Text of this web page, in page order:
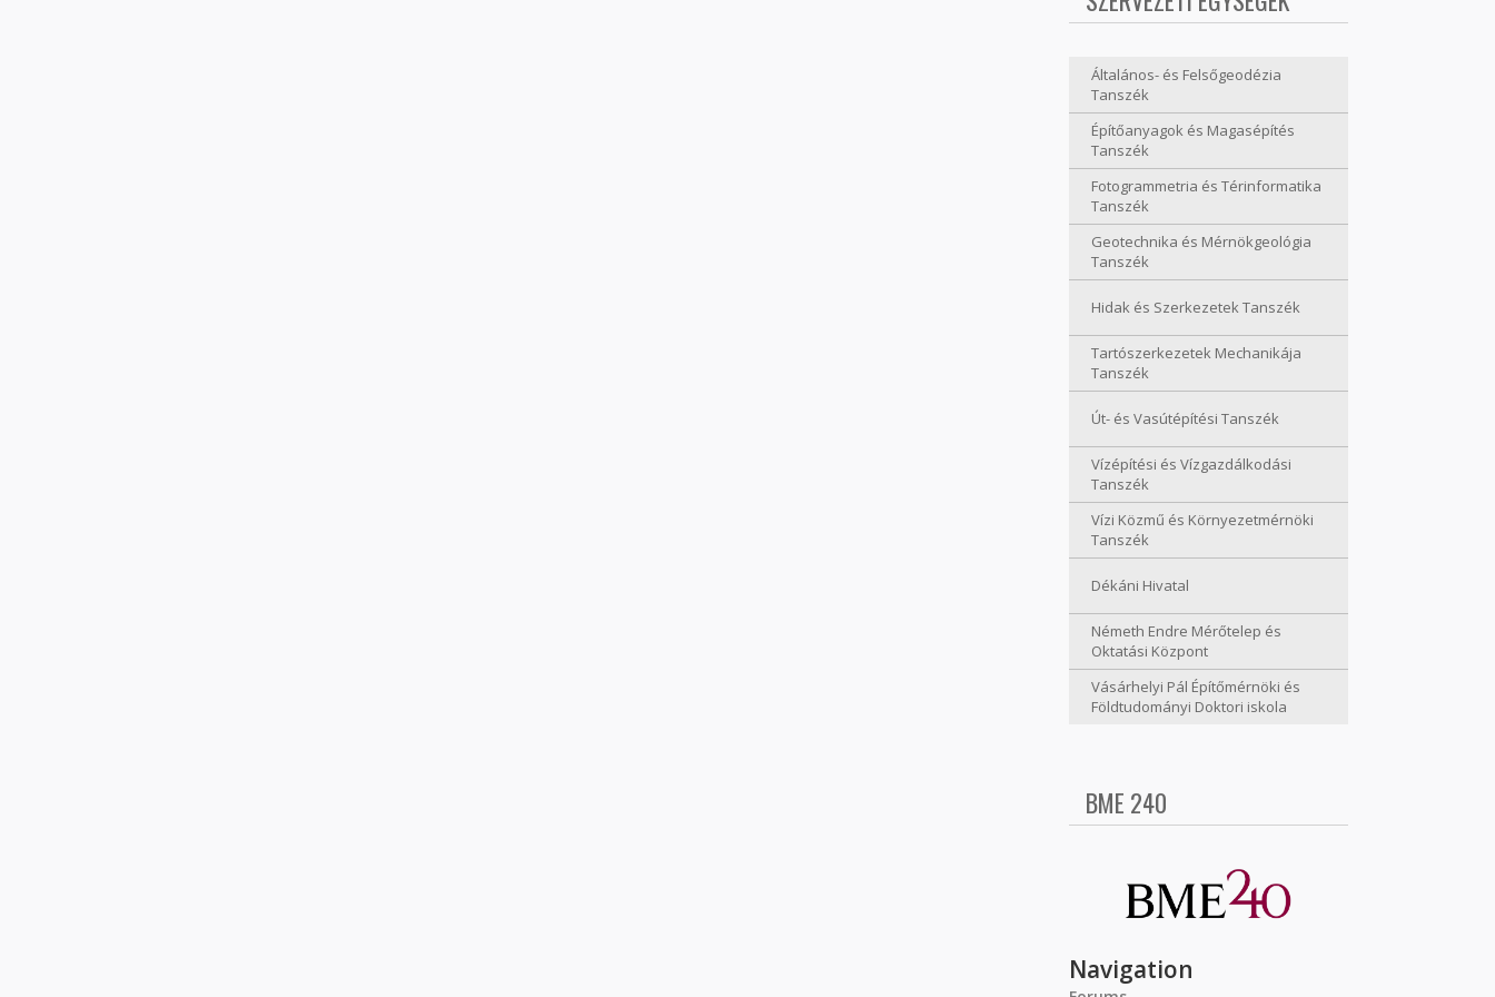
Általános- és Felsőgeodézia
Tanszék
Építőanyagok és Magasépítés
Tanszék
Fotogrammetria és Térinformatika
Tanszék
Geotechnika és Mérnökgeológia
Tanszék
Hidak és Szerkezetek Tanszék
Tartószerkezetek Mechanikája
Tanszék
Út- és Vasútépítési Tanszék
Vízépítési és Vízgazdálkodási
Tanszék
Vízi Közmű és Környezetmérnöki
Tanszék
Dékáni Hivatal
Németh Endre Mérőtelep és
Oktatási Központ
Vásárhelyi Pál Építőmérnöki és
Földtudományi Doktori iskola
BME 240
Navigation